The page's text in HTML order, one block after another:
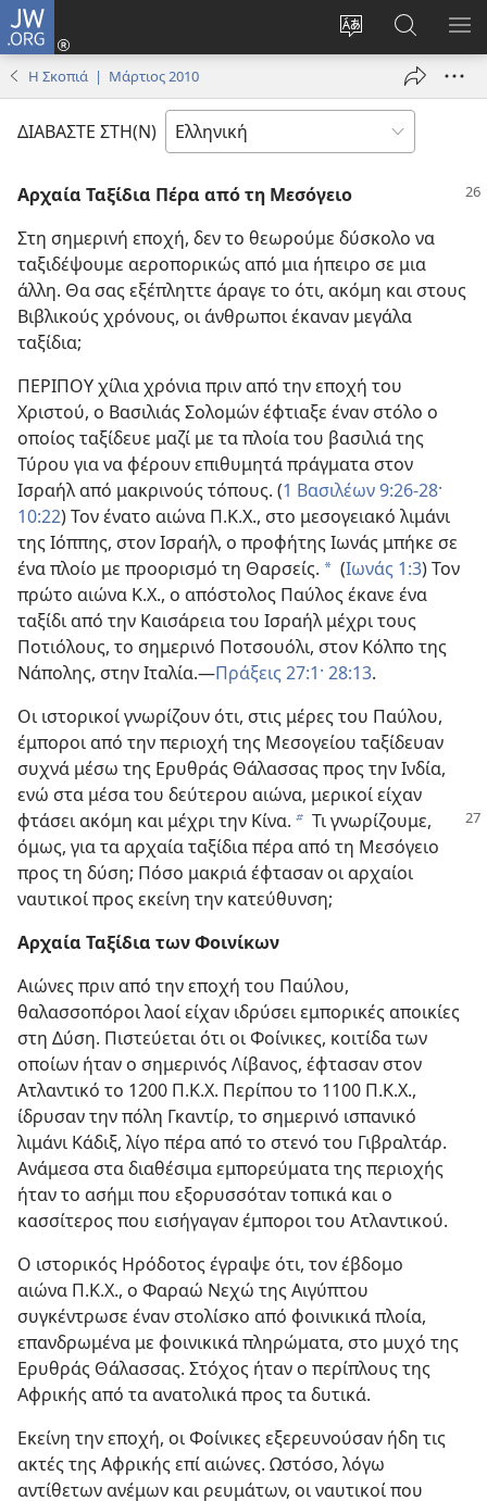
JW.ORG
Αλλαγή
γλώσσας
ιστότοπου
Σύνδεση
(ανοίγει
παράθυρο)
στο
JW.ORG
Η Σκοπιά | Μάρτιος 2010
ΔΙΑΒΑΣΤΕ ΣΤΗ(Ν)
Αρχαία Ταξίδια Πέρα από τη Μεσόγειο
Στη σημερινή εποχή, δεν το θεωρούμε δύσκολο να
ταξιδέψουμε αεροπορικώς από μια ήπειρο σε μια
άλλη. Θα σας εξέπληττε άραγε το ότι, ακόμη και στους
Βιβλικούς χρόνους, οι άνθρωποι έκαναν μεγάλα
ταξίδια;
ΠΕΡΙΠΟΥ χίλια χρόνια πριν από την εποχή του
Χριστού, ο Βασιλιάς Σολομών έφτιαξε έναν στόλο ο
οποίος ταξίδευε μαζί με τα πλοία του βασιλιά της
Τύρου για να φέρουν επιθυμητά πράγματα στον
Ισραήλ από μακρινούς τόπους. (1 Βασιλέων 9:26-28·
10:22) Τον ένατο αιώνα Π.Κ.Χ., στο μεσογειακό λιμάνι
της Ιόππης, στον Ισραήλ, ο προφήτης Ιωνάς μπήκε σε
ένα πλοίο με προορισμό τη Θαρσείς. a (Ιωνάς 1:3) Τον
πρώτο αιώνα Κ.Χ., ο απόστολος Παύλος έκανε ένα
ταξίδι από την Καισάρεια του Ισραήλ μέχρι τους
Ποτιόλους, το σημερινό Ποτσουόλι, στον Κόλπο της
Νάπολης, στην Ιταλία.​—Πράξεις 27:1· 28:13.
Οι ιστορικοί γνωρίζουν ότι, στις μέρες του Παύλου,
έμποροι από την περιοχή της Μεσογείου ταξίδευαν
συχνά μέσω της Ερυθράς Θάλασσας προς την Ινδία,
ενώ στα μέσα του δεύτερου αιώνα, μερικοί είχαν
φτάσει ακόμη και μέχρι την Κίνα. b Τι γνωρίζουμε,
όμως, για τα αρχαία ταξίδια πέρα από τη Μεσόγειο
προς τη δύση; Πόσο μακριά έφτασαν οι αρχαίοι
ναυτικοί προς εκείνη την κατεύθυνση;
Αρχαία Ταξίδια των Φοινίκων
Αιώνες πριν από την εποχή του Παύλου,
θαλασσοπόροι λαοί είχαν ιδρύσει εμπορικές αποικίες
στη Δύση. Πιστεύεται ότι οι Φοίνικες, κοιτίδα των
οποίων ήταν ο σημερινός Λίβανος, έφτασαν στον
Ατλαντικό το 1200 Π.Κ.Χ. Περίπου το 1100 Π.Κ.Χ.,
ίδρυσαν την πόλη Γκαντίρ, το σημερινό ισπανικό
λιμάνι Κάδιξ, λίγο πέρα από το στενό του Γιβραλτάρ.
Ανάμεσα στα διαθέσιμα εμπορεύματα της περιοχής
ήταν το ασήμι που εξορυσσόταν τοπικά και ο
κασσίτερος που εισήγαγαν έμποροι του Ατλαντικού.
Ο ιστορικός Ηρόδοτος έγραψε ότι, τον έβδομο
αιώνα Π.Κ.Χ., ο Φαραώ Νεχώ της Αιγύπτου
συγκέντρωσε έναν στολίσκο από φοινικικά πλοία,
επανδρωμένα με φοινικικά πληρώματα, στο μυχό της
Ερυθράς Θάλασσας. Στόχος ήταν ο περίπλους της
Αφρικής από τα ανατολικά προς τα δυτικά.
Εκείνη την εποχή, οι Φοίνικες εξερευνούσαν ήδη τις
ακτές της Αφρικής επί αιώνες. Ωστόσο, λόγω
αντίθετων ανέμων και ρευμάτων, οι ναυτικοί που